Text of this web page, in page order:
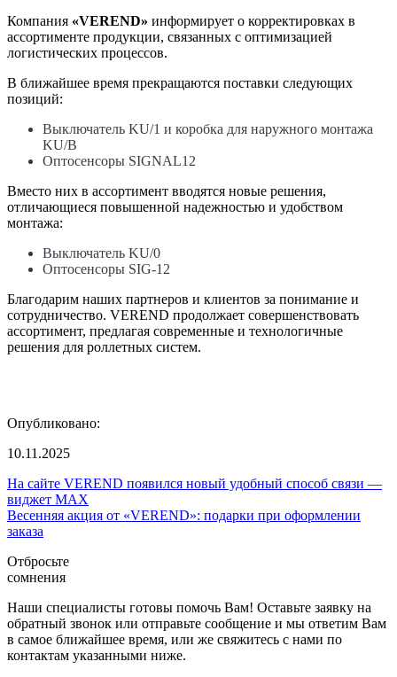
Компания «VEREND» информирует о корректировках в
ассортименте продукции, связанных с оптимизацией
логистических процессов.
В ближайшее время прекращаются поставки следующих
позиций:
Выключатель KU/1 и коробка для наружного монтажа
KU/B
Оптосенсоры SIGNAL12
Вместо них в ассортимент вводятся новые решения,
отличающиеся повышенной надежностью и удобством
монтажа:
Выключатель KU/0
Оптосенсоры SIG-12
Благодарим наших партнеров и клиентов за понимание и
сотрудничество. VEREND продолжает совершенствовать
ассортимент, предлагая современные и технологичные
решения для роллетных систем.
Опубликовано:
10.11.2025
На сайте VEREND появился новый удобный способ связи —
виджет MAX
Весенняя акция от «VEREND»: подарки при оформлении
заказа
Отбросьте
сомнения
Наши специалисты готовы помочь Вам! Оставьте заявку на
обратный звонок или отправьте сообщение и мы ответим Вам
в самое ближайшее время, или же свяжитесь с нами по
контактам указанными ниже.